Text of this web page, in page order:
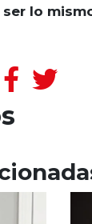
lo